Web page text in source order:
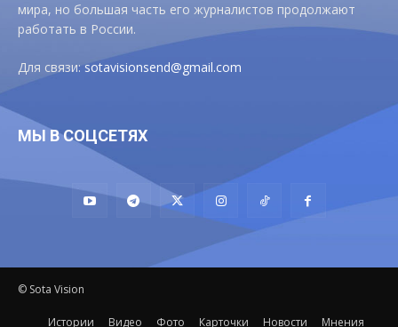
мира, но большая часть его журналистов продолжают
работать в России.
Для связи:sotavisionsend@gmail.com
МЫ В СОЦСЕТЯХ
© Sota Vision
Истории Видео Фото Карточки Новости Мнения